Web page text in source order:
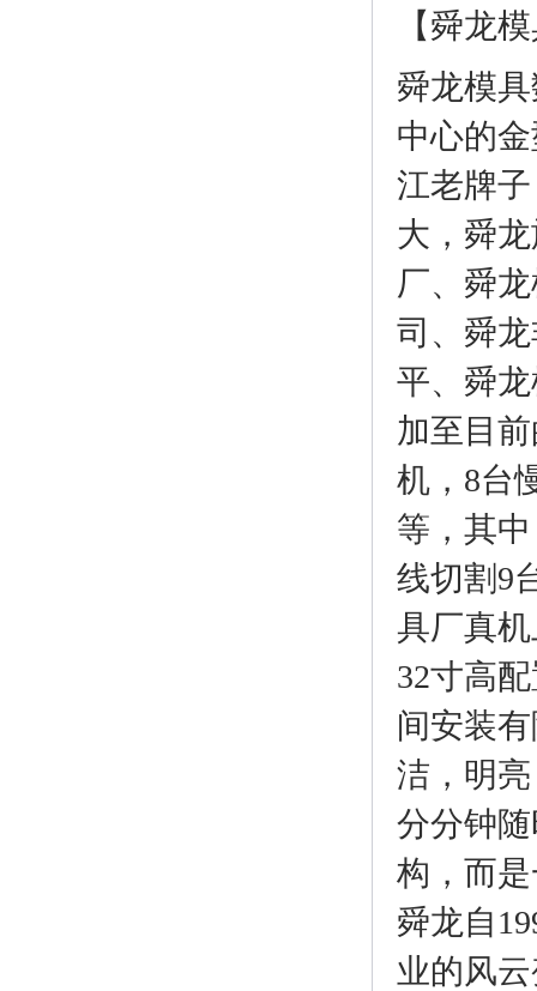
【舜龙
舜龙模
中心的
江老牌
大，舜
厂、舜
司、舜
平、舜
加至目
机，8台
等，其
线切割9
具厂真
32寸高
间安装
洁，明
分分钟
构，而
舜龙自
业的风